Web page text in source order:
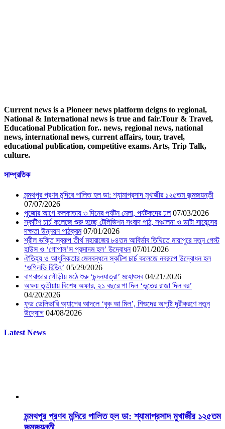
Current news is a Pioneer news platform deigns to regional,
National & International news is true and fair.Tour & Travel,
Educational Publication for.. news, regional news, national
news, international news, current affairs, tour, travel,
educational publication, competitive exams. Arts, Trip Talk,
culture.
সাম্প্রতিক
মন্মথপুর প্রণব মন্দিরে পালিত হল ডা: শ্যামাপ্রসাদ মুখার্জীর ১২৫তম জন্মজয়ন্তী
07/07/2026
পুজোর আগে কলকাতায় ৩ দিনের পর্যটন মেলা, পর্যটকদের ঢল 07/03/2026
স্কটিশ চার্চ কলেজে শুরু হচ্ছে টেলিভিশন সংবাদ পাঠ, সঞ্চালনা ও ডাটা সায়েন্সের
দক্ষতা উন্নয়ন পাঠক্রম 07/01/2026
শ্রীল ভক্তি স্বরুপ তীর্থ মহারাজের ৮৪তম আবির্ভাব তিথিতে মায়াপুরে নতুন গেস্ট
হাউস ও ‘গোপাল’স প্রসাদম হল’ উদ্বোধন 07/01/2026
ঐতিহ্য ও আধুনিকতার মেলবন্ধনে স্কটিশ চার্চ কলেজে নবরূপে উদ্বোধন হল
‘ওগিলভি বিল্ডিং’ 05/29/2026
বাগবাজার গৌড়ীয় মঠে শুরু ‘চন্দনযাত্রা’ মহোৎসব 04/21/2026
অক্ষয় তৃতীয়ায় বিশেষ অফার, ২১ বছরে পা দিল ‘ভূতের রাজা দিল বর’
04/20/2026
ফুড ডেলিভারি অ্যাপের আদলে ‘বুক আ মিল’, শিশুদের অপুষ্টি দূরীকরণে নতুন
উদ্যোগ 04/08/2026
Latest News
মন্মথপুর প্রণব মন্দিরে পালিত হল ডা: শ্যামাপ্রসাদ মুখার্জীর ১২৫তম